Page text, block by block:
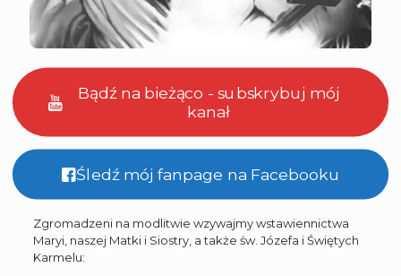
Bądź na bieżąco - subskrybuj mój
kanał
Śledź mój fanpage na Facebooku
Zgromadzeni na modlitwie wzywajmy wstawiennictwa
Maryi, naszej Matki i Siostry, a także św. Józefa i Świętych
Karmelu: